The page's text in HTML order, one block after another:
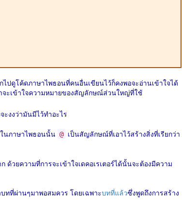
ปดูโค้ดภาษาไพธอนที่คนอื่นเขียนไว้ก็คงพอจะอ่านเข้าใจได้
จะเข้าใจความหมายของสัญลักษณ์ส่วนใหญ่ที่ใช้
ะงงว่ามันมีไว้ทำอะไร
นภาษาไพธอนนั้น @ เป็นสัญลักษณ์ที่เอาไว้สร้างสิ่งที่เรียกว่า
ด้วยความที่การจะเข้าใจเดคอเรเตอร์ได้นั้นจะต้องมีความ
ทที่ผ่านๆมาพอสมควร โดยเฉพาะบทที่แล้วซึ่งพูดถึงการสร้าง